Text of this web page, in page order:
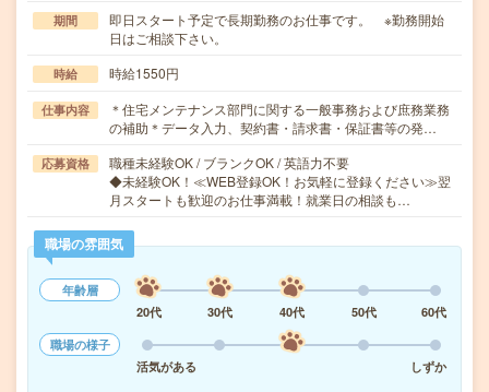
期間
即日スタート予定で長期勤務のお仕事です。 ※勤務開始
日はご相談下さい。
時給 時給1550円
仕事内容
＊住宅メンテナンス部門に関する一般事務および庶務業務
の補助＊データ入力、契約書・請求書・保証書等の発…
応募資格
職種未経験OK / ブランクOK / 英語力不要
◆未経験OK！≪WEB登録OK！お気軽に登録ください≫翌
月スタートも歓迎のお仕事満載！就業日の相談も…
職場の雰囲気
年齢層
20代
30代 40代 50代
60代
職場の様子
活気がある
しずか